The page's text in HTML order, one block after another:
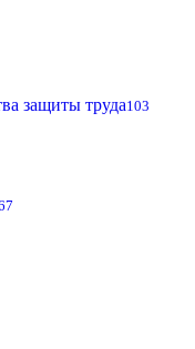
защиты труда103